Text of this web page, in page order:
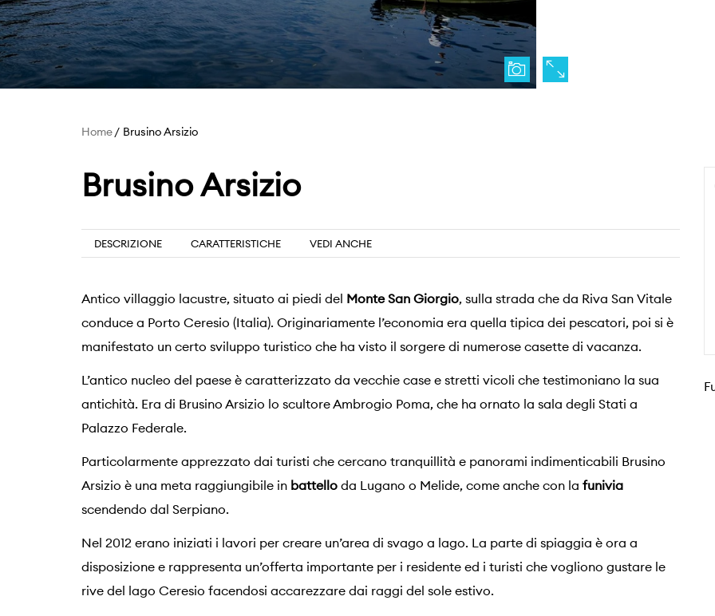
Home Brusino Arsizio
Brusino Arsizio
DESCRIZIONE CARATTERISTICHE VEDI ANCHE
Antico villaggio lacustre, situato ai piedi del Monte San Giorgio, sulla strada che da Riva San Vitale
conduce a Porto Ceresio (Italia). Originariamente l’economia era quella tipica dei pescatori, poi si è
manifestato un certo sviluppo turistico che ha visto il sorgere di numerose casette di vacanza.
L’antico nucleo del paese è caratterizzato da vecchie case e stretti vicoli che testimoniano la sua
antichità. Era di Brusino Arsizio lo scultore Ambrogio Poma, che ha ornato la sala degli Stati a
Palazzo Federale.
Particolarmente apprezzato dai turisti che cercano tranquillità e panorami indimenticabili Brusino
Arsizio è una meta raggiungibile in battello da Lugano o Melide, come anche con la funivia
scendendo dal Serpiano.
Nel 2012 erano iniziati i lavori per creare un’area di svago a lago. La parte di spiaggia è ora a
disposizione e rappresenta un’offerta importante per i residente ed i turisti che vogliono gustare le
rive del lago Ceresio facendosi accarezzare dai raggi del sole estivo.